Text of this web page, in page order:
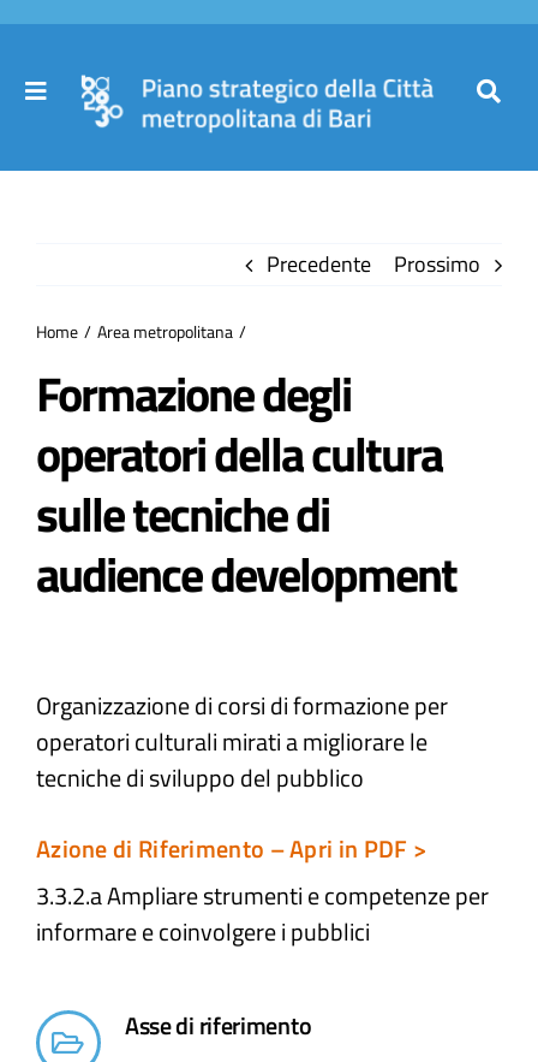
Salta
contenuto
Toggle
Partecipa
Comuni
Atti e Docunenti
Progetti
Precedente Prossimo
Home Area metropolitana
Formazione degli
operatori della cultura
sulle tecniche di
audience development
Organizzazione di corsi di formazione per
operatori culturali mirati a migliorare le
tecniche di sviluppo del pubblico
Azione di Riferimento – Apri in PDF >
3.3.2.a Ampliare strumenti e competenze per
informare e coinvolgere i pubblici ​
Asse di riferimento